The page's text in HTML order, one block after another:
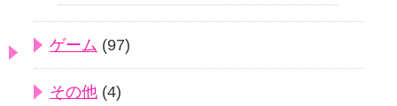
ゲーム (97)
その他 (4)